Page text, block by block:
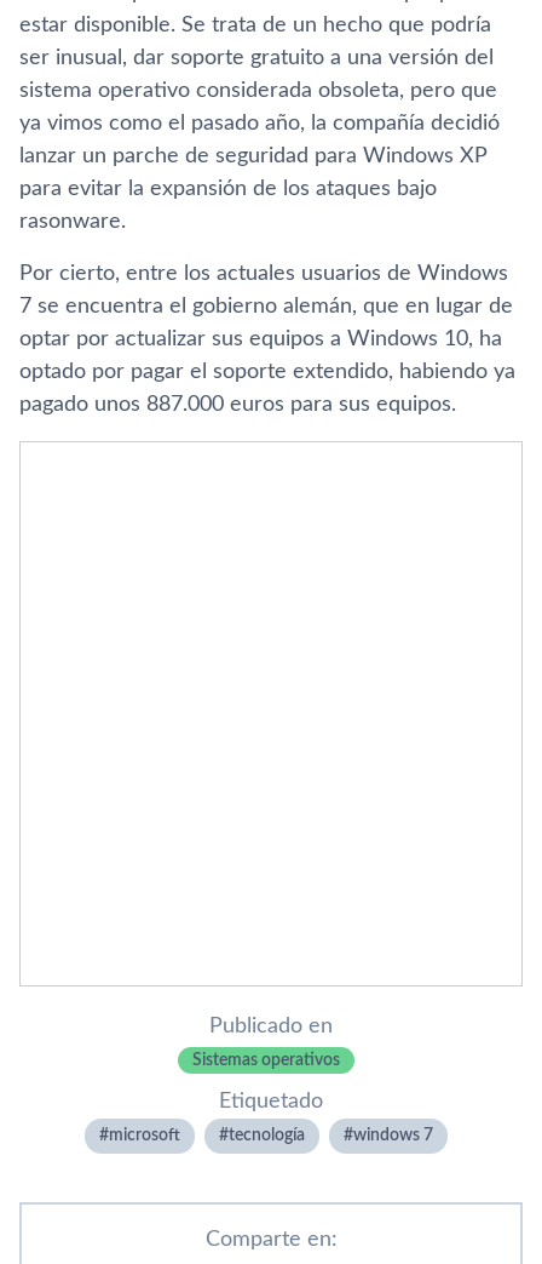
estar disponible. Se trata de un hecho que podría
ser inusual, dar soporte gratuito a una versión del
sistema operativo considerada obsoleta, pero que
ya vimos como el pasado año, la compañía decidió
lanzar un parche de seguridad para Windows XP
para evitar la expansión de los ataques bajo
rasonware.
Por cierto, entre los actuales usuarios de Windows
7 se encuentra el gobierno alemán, que en lugar de
optar por actualizar sus equipos a Windows 10, ha
optado por pagar el soporte extendido, habiendo ya
pagado unos 887.000 euros para sus equipos.
Publicado en
Sistemas operativos
Etiquetado
microsoft tecnologí­a windows 7
Comparte en: